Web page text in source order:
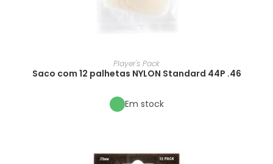
Player's Pack
Saco com 12 palhetas NYLON Standard 44P .46
Em stock